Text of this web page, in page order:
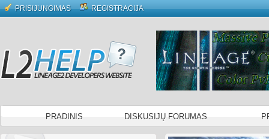
PRISIJUNGIMAS REGISTRACIJA
PRADINIS DISKUSIJŲ FORUMAS